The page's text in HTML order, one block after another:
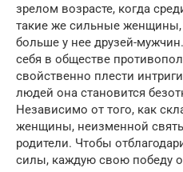
зрелом возрасте, когда
такие же сильные женщины,
больше у нее друзей-
себя в обществе
свойственно плести
людей она становится
Независимо от того, как
женщины, неизменной
родители. Чтобы
силы, каждую свою победу